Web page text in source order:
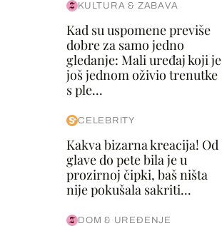
KULTURA & ZABAVA
Kad su uspomene previše
dobre za samo jedno
gledanje: Mali uređaj koji je
još jednom oživio trenutke
s ple...
CELEBRITY
Kakva bizarna kreacija! Od
glave do pete bila je u
prozirnoj čipki, baš ništa
nije pokušala sakriti...
DOM & UREĐENJE